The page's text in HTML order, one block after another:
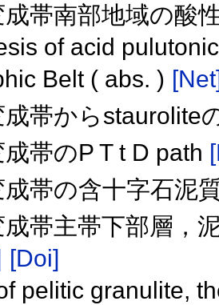
成帯南部地域の酸
of acid
Belt ( abs. )
成帯からstaurolite
帯のP T t D path
成帯の含十字石泥
成帯主帯下部層，
[Doi]
pelitic granulite,